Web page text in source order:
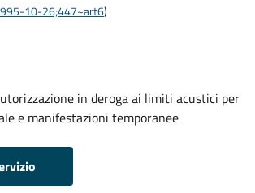
10-26;447~art6)
in deroga ai limiti acustici per
e manifestazioni temporanee